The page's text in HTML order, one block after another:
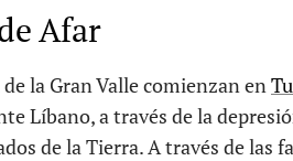
Afar
la Gran Valle comienzan en
Líbano, a través de la
de la Tierra. A través de las